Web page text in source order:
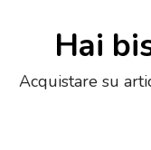
Hai
Acquistare su